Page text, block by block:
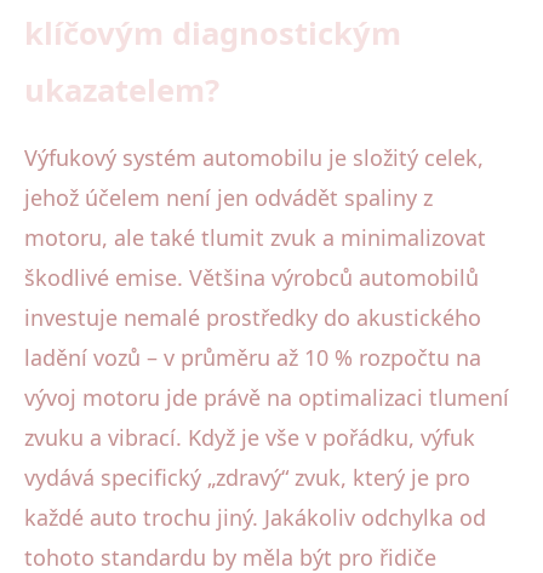
klíčovým diagnostickým
ukazatelem?
Výfukový systém automobilu je složitý celek,
jehož účelem není jen odvádět spaliny z
motoru, ale také tlumit zvuk a minimalizovat
škodlivé emise. Většina výrobců automobilů
investuje nemalé prostředky do akustického
ladění vozů – v průměru až 10 % rozpočtu na
vývoj motoru jde právě na optimalizaci tlumení
zvuku a vibrací. Když je vše v pořádku, výfuk
vydává specifický „zdravý“ zvuk, který je pro
každé auto trochu jiný. Jakákoliv odchylka od
tohoto standardu by měla být pro řidiče